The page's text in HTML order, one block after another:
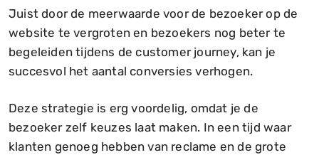
Juist door de meerwaarde voor de bezoeker op de
website te vergroten en bezoekers nog beter te
begeleiden tijdens de customer journey, kan je
succesvol het aantal conversies verhogen.
Deze strategie is erg voordelig, omdat je de
bezoeker zelf keuzes laat maken. In een tijd waar
klanten genoeg hebben van reclame en de grote